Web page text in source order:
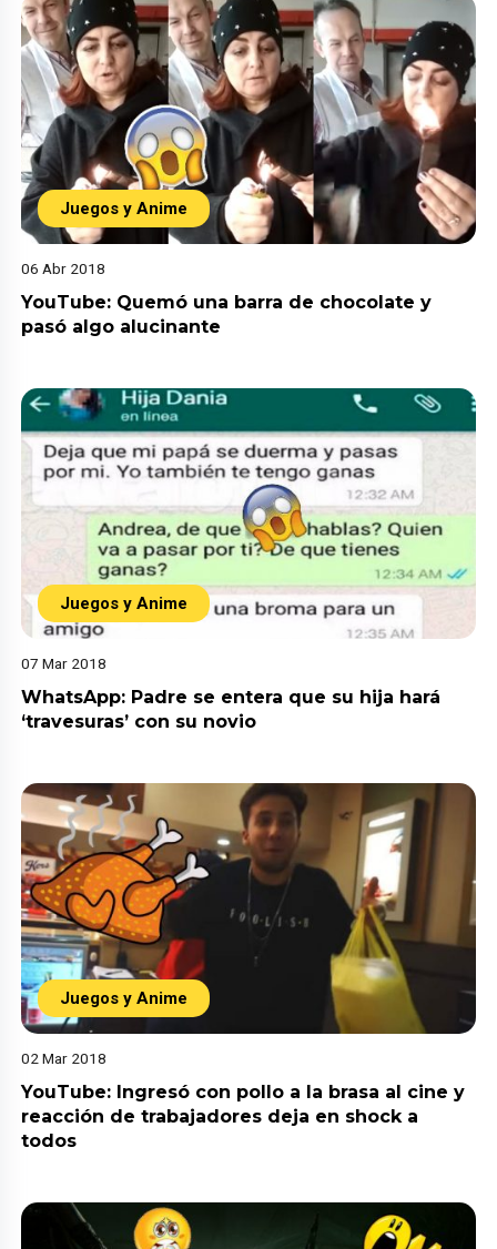
Juegos y Anime
06 Abr 2018
YouTube: Quemó una barra de chocolate y
pasó algo alucinante
Juegos y Anime
07 Mar 2018
WhatsApp: Padre se entera que su hija hará
‘travesuras’ con su novio
Juegos y Anime
02 Mar 2018
YouTube: Ingresó con pollo a la brasa al cine y
reacción de trabajadores deja en shock a
todos